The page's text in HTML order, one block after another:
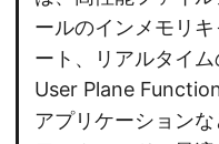
ールのインメモリ
ート、リアルタイ
User Plane
アプリケーション